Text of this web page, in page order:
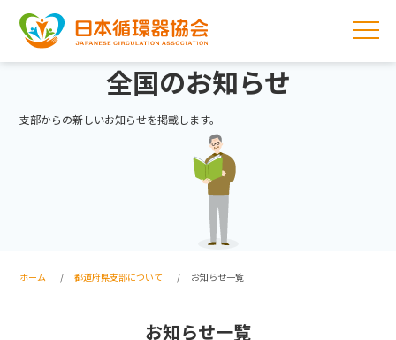
全国のお知らせ
支部からの新しいお知らせを掲載します。
ホーム 都道府県支部について お知らせ一覧
お知らせ一覧